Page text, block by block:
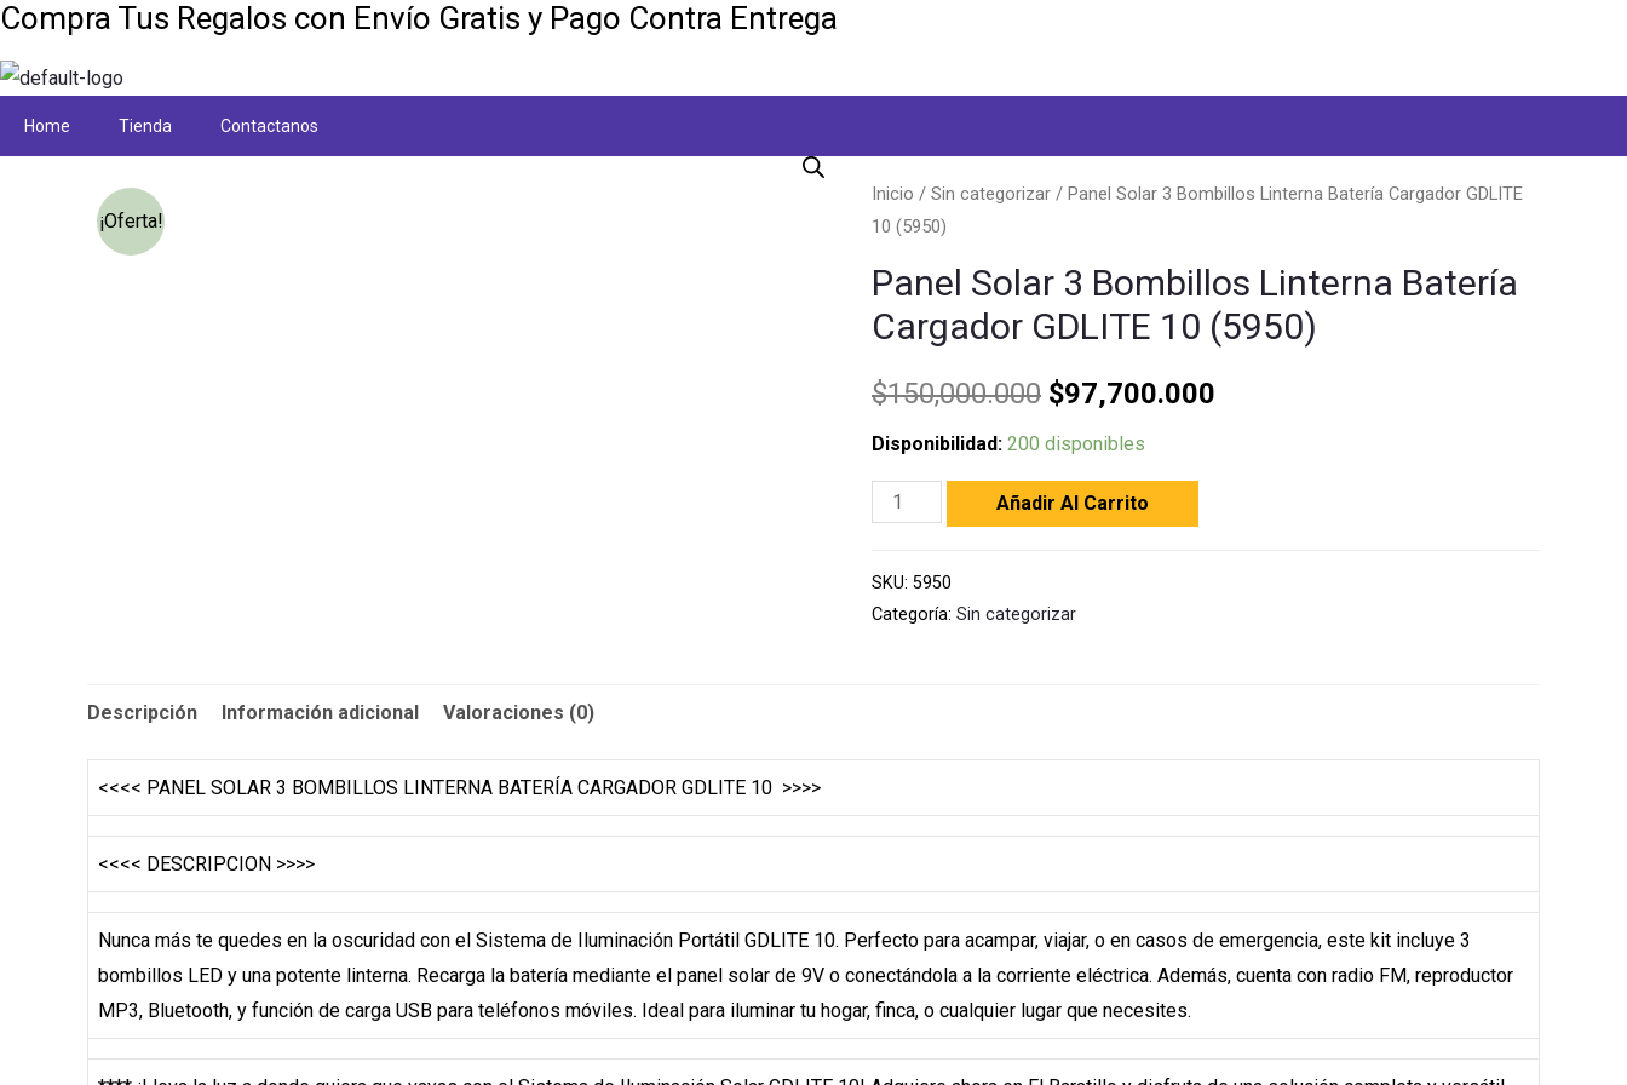
Compra Tus Regalos con Envío Gratis y Pago Contra Entrega
Home Tienda Contactanos
¡Oferta!
Inicio / Sin categorizar / Panel Solar 3 Bombillos Linterna Batería Cargador GDLITE
10 (5950)
Panel Solar 3 Bombillos Linterna Batería
Cargador GDLITE 10 (5950)
$150,000.000 $97,700.000
Disponibilidad: 200 disponibles
Panel
Bombillos
(5950)
Añadir Al Carrito
SKU: 5950
Categoría: Sin categorizar
Descripción Información adicional Valoraciones (0)
<<<< PANEL SOLAR 3 BOMBILLOS LINTERNA BATERÍA CARGADOR GDLITE 10 >>>>
<<<< DESCRIPCION >>>>
Nunca más te quedes en la oscuridad con el Sistema de Iluminación Portátil GDLITE 10. Perfecto para acampar, viajar, o en casos de emergencia, este kit incluye 3
bombillos LED y una potente linterna. Recarga la batería mediante el panel solar de 9V o conectándola a la corriente eléctrica. Además, cuenta con radio FM, reproductor
MP3, Bluetooth, y función de carga USB para teléfonos móviles. Ideal para iluminar tu hogar, finca, o cualquier lugar que necesites.